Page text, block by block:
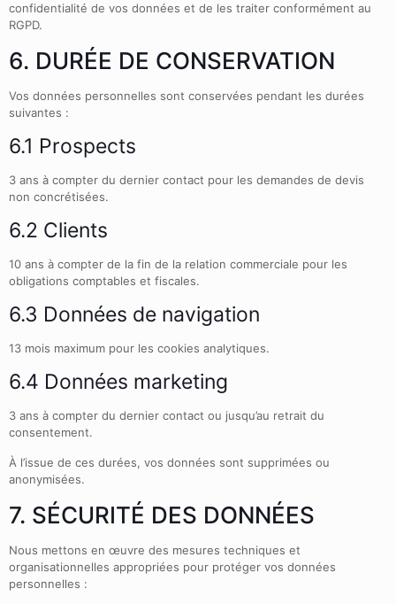
confidentialité de vos données et de les traiter conformément au
RGPD.
6. DURÉE DE CONSERVATION
Vos données personnelles sont conservées pendant les durées
suivantes :
6.1 Prospects
3 ans à compter du dernier contact pour les demandes de devis
non concrétisées.
6.2 Clients
10 ans à compter de la fin de la relation commerciale pour les
obligations comptables et fiscales.
6.3 Données de navigation
13 mois maximum pour les cookies analytiques.
6.4 Données marketing
3 ans à compter du dernier contact ou jusqu’au retrait du
consentement.
À l’issue de ces durées, vos données sont supprimées ou
anonymisées.
7. SÉCURITÉ DES DONNÉES
Nous mettons en œuvre des mesures techniques et
organisationnelles appropriées pour protéger vos données
personnelles :